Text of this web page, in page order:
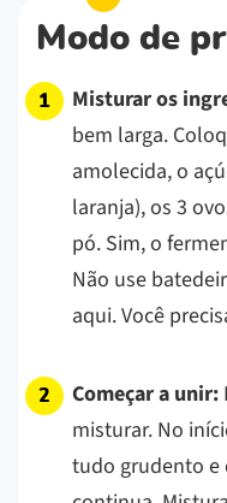
Modo de
Misturar os
bem larga.
amolecida, o
laranja), os 3
pó. Sim, o
Não use
aqui. Você
Começar a unir:
misturar. No
tudo grudento e